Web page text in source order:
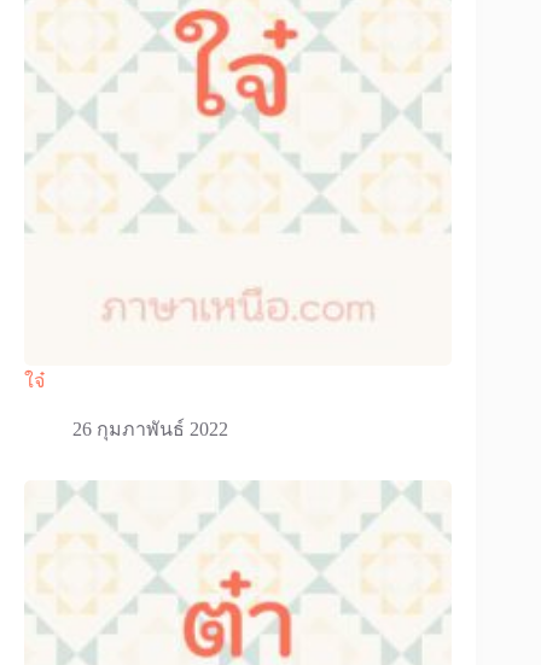
ใจ๋
26 กุมภาพันธ์ 2022